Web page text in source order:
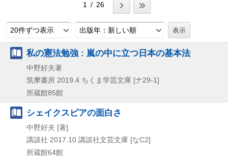
1 / 26
20件ずつ表示 出版年：新しい順
私の憲法勉強 : 嵐の中に立つ日本の基本法
中野好夫著
筑摩書房 2019.4 ちくま学芸文庫 [ナ29-1]
所蔵館85館
シェイクスピアの面白さ
中野好夫 [著]
講談社 2017.10 講談社文芸文庫 [なC2]
所蔵館64館